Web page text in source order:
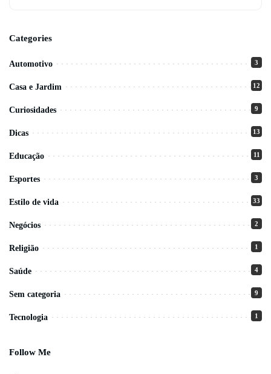
Categories
Automotivo 3
Casa e Jardim 12
Curiosidades 9
Dicas 13
Educação 11
Esportes 3
Estilo de vida 33
Negócios 2
Religião 1
Saúde 4
Sem categoria 9
Tecnologia 1
Follow Me